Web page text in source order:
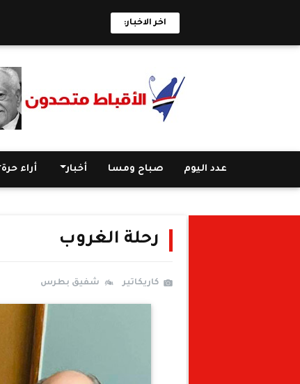
اخر الاخبار:
عدد اليوم صباح ومسا أخبار أراء حرة
رحلة الغروب
كاريكاتير شفيق بطرس